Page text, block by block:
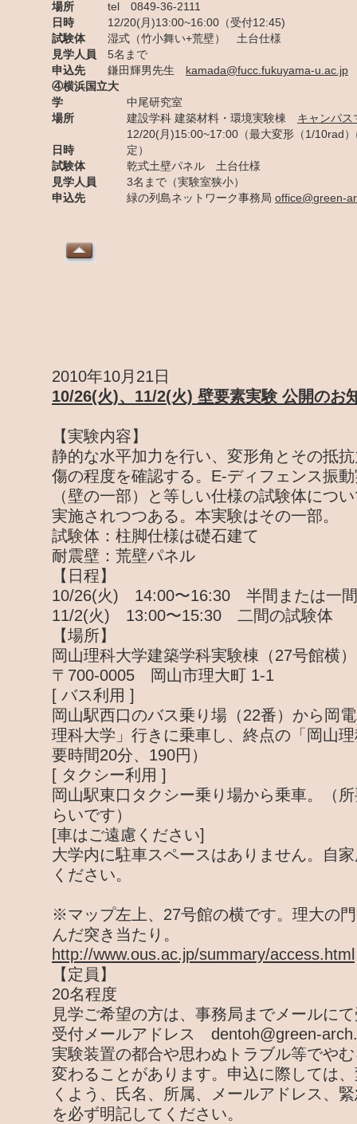
場所
tel 0849-36-2111
日時
12/20(月)13:00~16:00（受付12:45)
試験体
湿式（竹小舞い+荒壁） 土台仕様
見学人員
5名まで
申込先
鎌田輝男先生
kamada@fucc.fukuyama-u.ac.jp
④横浜国立大
学
中尾研究室
場所
建設学科 建築材料・環境実験棟 キャンパス
日時
12/20(月)15:00~17:00（最大変形（1/10rad
定）
試験体
乾式土壁パネル 土台仕様
見学人員
3名まで（実験室狭小）
申込先
緑の列島ネットワーク事務局 office@green-
2010年10月21日
10/26(火)、11/2(火) 壁要素実験 公開のお
【実験内容】
静的な水平加力を行い、変形角とその抵
傷の程度を確認する。E-ディフェンス振
（壁の一部）と等しい仕様の試験体につ
実施されつつある。本実験はその一部。
試験体：柱脚仕様は礎石建て
耐震壁：荒壁パネル
【日程】
10/26(火) 14:00〜16:30 半間または一
11/2(火) 13:00〜15:30 二間の試験体
【場所】
岡山理科大学建築学科実験棟（27号館横）
〒700-0005 岡山市理大町 1-1
[ バス利用 ]
岡山駅西口のバス乗り場（22番）から岡
理科大学」行きに乗車し、終点の「岡山
要時間20分、190円）
[ タクシー利用 ]
岡山駅東口タクシー乗り場から乗車。（
らいです）
[車はご遠慮ください]
大学内に駐車スペースはありません。自
ください。
※マップ左上、27号館の横です。理大の
んだ突き当たり。
http://www.ous.ac.jp/summary/access.html
【定員】
20名程度
見学ご希望の方は、事務局までメールに
受付メールアドレス dentoh@green-
実験装置の都合や思わぬトラブル等でや
変わることがあります。申込に際しては
くよう、氏名、所属、メールアドレス、
を必ず明記してください。